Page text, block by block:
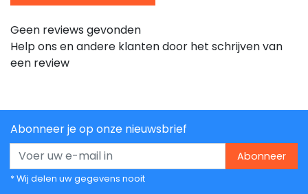
Geen reviews gevonden
Help ons en andere klanten door het schrijven van
een review
Abonneer je op onze nieuwsbrief
Abonneer
* Wij delen uw gegevens nooit